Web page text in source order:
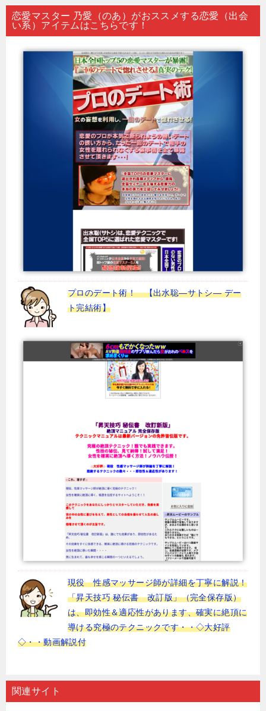
恋愛マスター 乃愛（のあ）がおススメする恋愛（出会
い系）アイテムはこちらです！
プロのデート術！ 【出水聡―サトシ― デー
ト完結術】
現役 性感マッサージ師が詳細を丁寧に解説！
「昇天技巧 秘伝書 改訂版」（完全保存版）
は、即効性＆適応性があります、確実に絶頂に
導ける究極のテクニックです・・◇大好評
◇・・動画解説付
関連サイト